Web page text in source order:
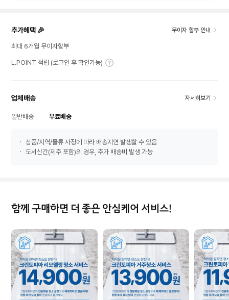
추가혜택 🎉 무이자 할부 안내
최대 6개월 무이자할부
L.POINT 적립 (로그인 후 확인가능)
업체배송 자세히보기
일반배송 무료배송
상품/지역/물류 사정에 따라 배송지연 발생할 수 있음
도서산간(제주 포함)의 경우, 추가 배송비 발생 가능
함께 구매하면 더 좋은 안심케어 서비스!